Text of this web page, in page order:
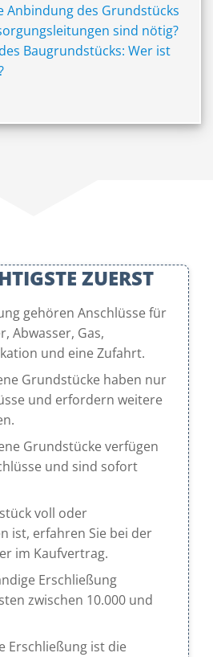
Anbindung des Grundstücks
sind nötig?
Baugrundstücks: Wer ist
ZUERST
gehören Anschlüsse für
Abwasser, Gas,
und eine Zufahrt.
Grundstücke haben nur
und erfordern weitere
Grundstücke verfügen
und sind sofort
voll oder
ist, erfahren Sie bei der
im Kaufvertrag.
Erschließung
zwischen 10.000 und
Erschließung ist die